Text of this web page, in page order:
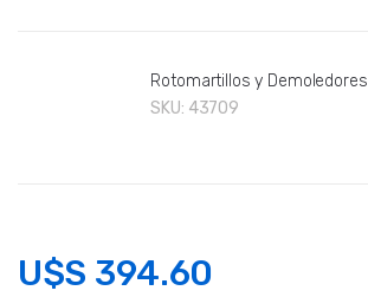
Rotomartillos y Demoledores
SKU: 43709
U$S 394.60